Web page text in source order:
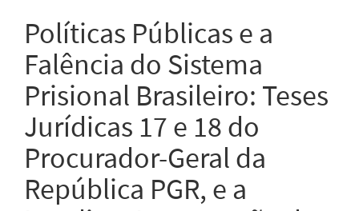
Políticas Públicas e a
Falência do Sistema
Prisional Brasileiro: Teses
Jurídicas 17 e 18 do
Procurador-Geral da
República PGR, e a